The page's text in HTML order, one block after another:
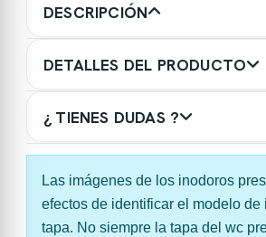
DESCRIPCIÓN
DETALLES DEL PRODUCTO
¿ TIENES DUDAS ?
Las imágenes de los inodoros
efectos de identificar el modelo de
tapa. No siempre la tapa del wc